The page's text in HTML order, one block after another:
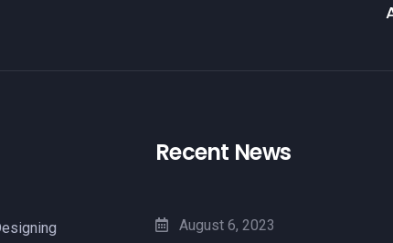
Recent News
August 6, 2023